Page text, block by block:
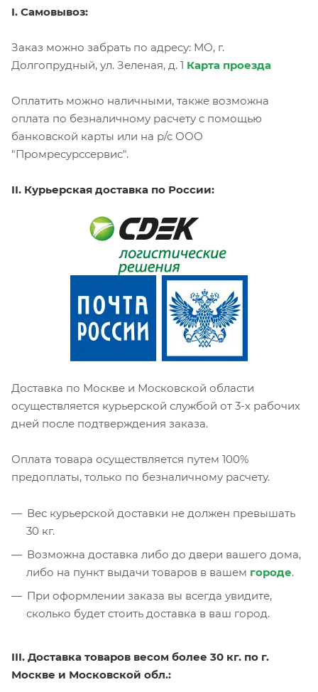
I. Самовывоз:
Заказ можно забрать по адресу: МО, г.
Долгопрудный, ул. Зеленая, д. 1 Карта проезда
Оплатить можно наличными, также возможна
оплата по безналичному расчету с помощью
банковской карты или на р/с ООО
"Промресурссервис".
II. Курьерская доставка по России:
Доставка по Москве и Московской области
осуществляется курьерской службой от 3-х рабочих
дней после подтверждения заказа.
Оплата товара осуществляется путем 100%
предоплаты, только по безналичному расчету.
Вес курьерской доставки не должен превышать
30 кг.
Возможна доставка либо до двери вашего дома,
либо на пункт выдачи товаров в вашем городе.
При оформлении заказа вы всегда увидите,
сколько будет стоить доставка в ваш город.
III. Доставка товаров весом более 30 кг. по г.
Москве и Московской обл.: